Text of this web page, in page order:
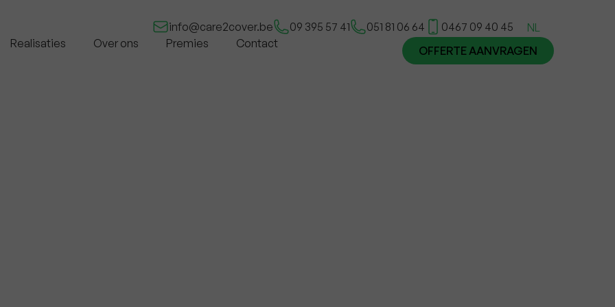
Realisaties Over ons Premies Contact
info@care2cover.be 09 395 57 41 051 81 06 64 0467 09 40 45
NL
OFFERTE AANVRAGEN